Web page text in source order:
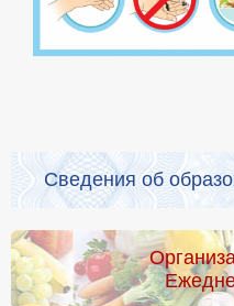
Сведения об